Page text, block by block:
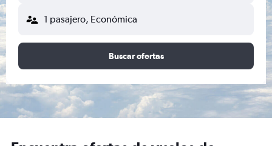
1 pasajero, Económica
Buscar ofertas